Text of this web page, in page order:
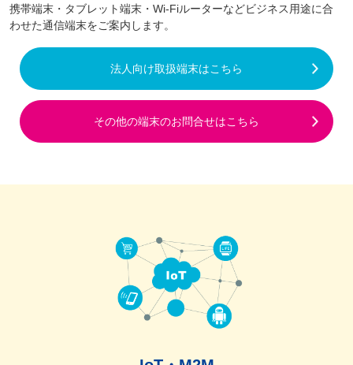
携帯端末・タブレット端末・Wi-Fiルーターなどビジネス用途に合
わせた通信端末をご案内します。
法人向け取扱端末はこちら
その他の端末のお問合せはこちら